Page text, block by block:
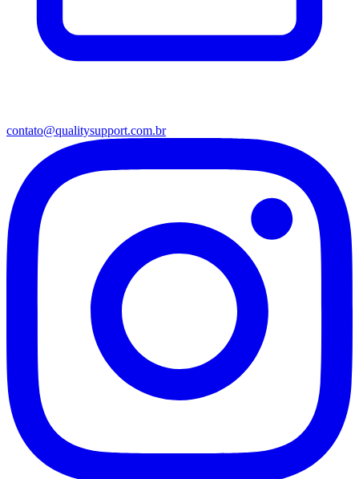
contato@qualitysupport.com.br